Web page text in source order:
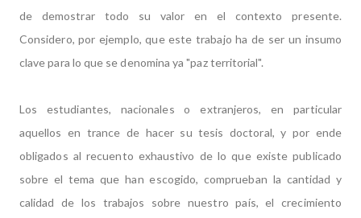
de demostrar todo su valor en el contexto presente.
Considero, por ejemplo, que este trabajo ha de ser un insumo
clave para lo que se denomina ya "paz territorial".
Los estudiantes, nacionales o extranjeros, en particular
aquellos en trance de hacer su tesis doctoral, y por ende
obligados al recuento exhaustivo de lo que existe publicado
sobre el tema que han escogido, comprueban la cantidad y
calidad de los trabajos sobre nuestro país, el crecimiento